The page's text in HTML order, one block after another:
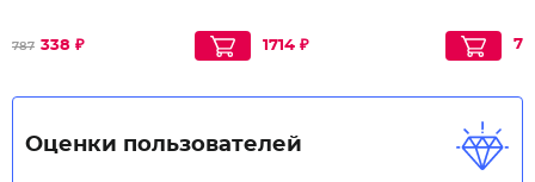
787 338 ₽ 1714 ₽
Оценки пользователей